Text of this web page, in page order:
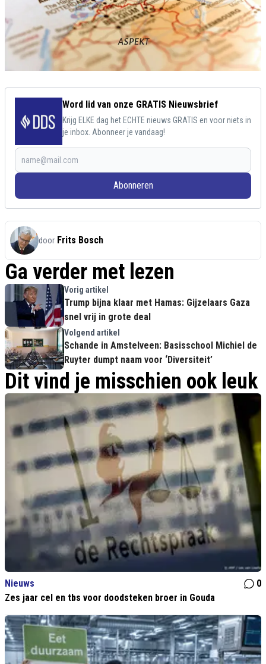
Word lid van onze GRATIS Nieuwsbrief
Krijg ELKE dag het ECHTE nieuws GRATIS en voor niets in
je inbox. Abonneer je vandaag!
Abonneren
door Frits Bosch
Ga verder met lezen
Vorig artikel
Trump bijna klaar met Hamas: Gijzelaars Gaza
snel vrij in grote deal
Volgend artikel
Schande in Amstelveen: Basisschool Michiel de
Ruyter dumpt naam voor ‘Diversiteit’
Dit vind je misschien ook leuk
Nieuws
0
Zes jaar cel en tbs voor doodsteken broer in Gouda